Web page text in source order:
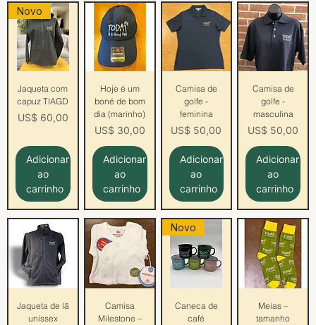
Novo
Jaqueta com
capuz TIAGD
Preço
US$ 60,00
Adicionar
ao
carrinho
Hoje é um
boné de bom
dia (marinho)
Preço
US$ 30,00
Adicionar
ao
carrinho
Camisa de
golfe -
feminina
Preço
US$ 50,00
Adicionar
ao
carrinho
Camisa de
golfe -
masculina
Preço
US$ 50,00
Adicionar
ao
carrinho
Jaqueta de lã
unissex
Camisa
Milestone –
Novo
Caneca de
café
Meias –
tamanho